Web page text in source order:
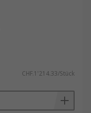
CHF.1'214.33/Stück